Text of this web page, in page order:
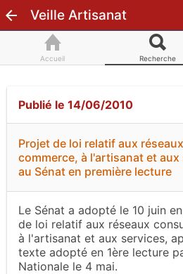
Veille Artisanat
Accueil Recherche
Publié le 14/06/2010
Projet de loi relatif aux
commerce, à l'artisanat et
au Sénat en première lecture
Le Sénat a adopté le 10 juin
de loi relatif aux réseaux
à l'artisanat et aux services,
texte adopté en 1ère lecture
Nationale le 4 mai.